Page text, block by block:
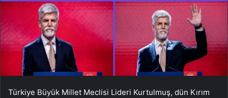
Türkiye Büyük Millet Meclisi Lideri Kurtulmuş, dün Kırım